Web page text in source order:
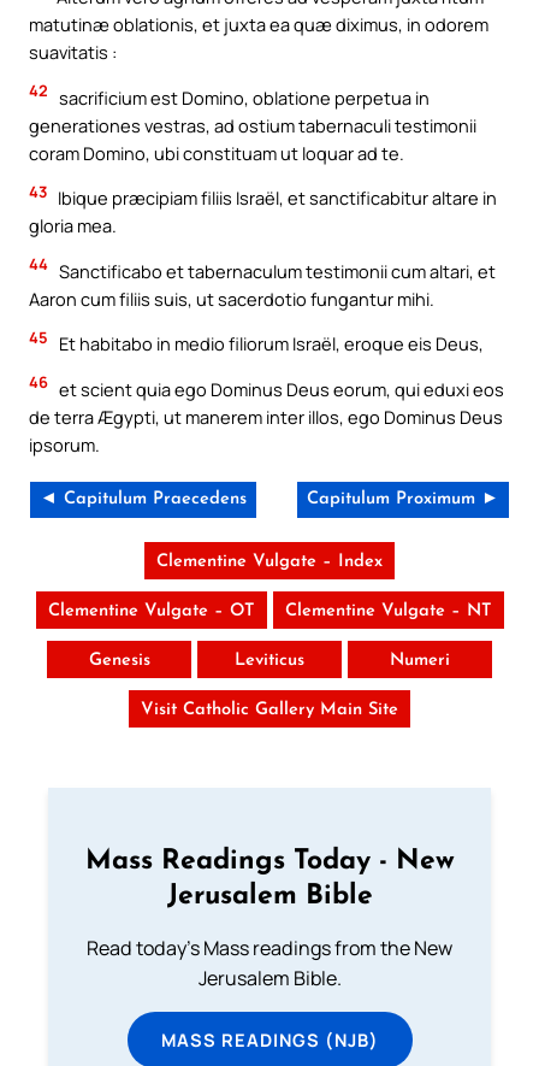
matutinæ oblationis, et juxta ea quæ diximus, in odorem
suavitatis :
42 sacrificium est Domino, oblatione perpetua in
generationes vestras, ad ostium tabernaculi testimonii
coram Domino, ubi constituam ut loquar ad te.
43 Ibique præcipiam filiis Israël, et sanctificabitur altare in
gloria mea.
44 Sanctificabo et tabernaculum testimonii cum altari, et
Aaron cum filiis suis, ut sacerdotio fungantur mihi.
45 Et habitabo in medio filiorum Israël, eroque eis Deus,
46 et scient quia ego Dominus Deus eorum, qui eduxi eos
de terra Ægypti, ut manerem inter illos, ego Dominus Deus
ipsorum.
◄ Capitulum Praecedens Capitulum Proximum ►
Clementine Vulgate – Index
Clementine Vulgate – OT Clementine Vulgate – NT
Genesis Leviticus Numeri
Visit Catholic Gallery Main Site
Mass Readings Today - New
Jerusalem Bible
Read today's Mass readings from the New
Jerusalem Bible.
MASS READINGS (NJB)